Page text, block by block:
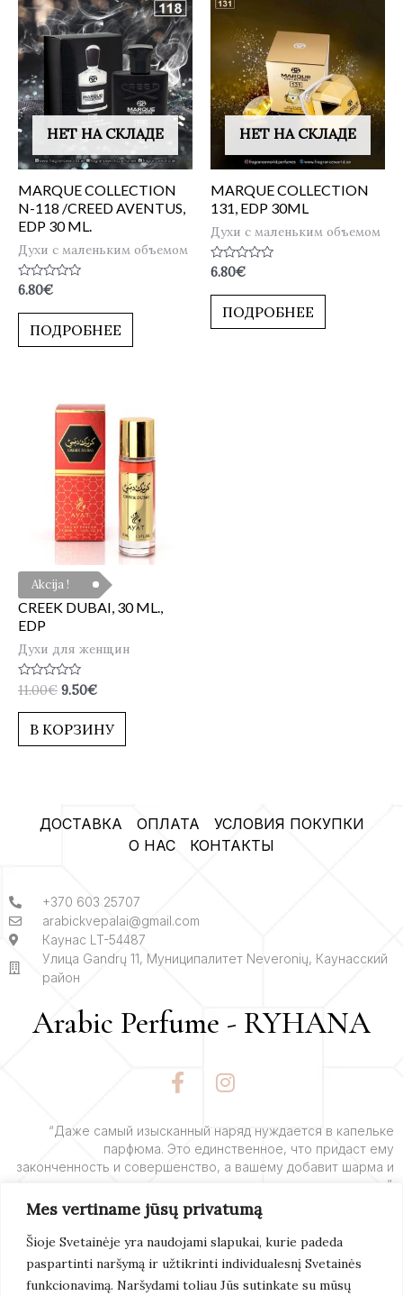
Mes vertiname jūsų privatumą
Šioje Svetainėje yra naudojami slapukai, kurie padeda
paspartinti naršymą ir užtikrinti individualesnį Svetainės
funkcionavimą. Naršydami toliau Jūs sutinkate su mūsų
НЕТ НА СКЛАДЕ
MARQUE COLLECTION
N-118 /CREED AVENTUS,
EDP 30 ML.
Духи с маленьким объемом
Оценка
из
6.80€
ПОДРОБНЕЕ
НЕТ НА СКЛАДЕ
MARQUE COLLECTION
131, EDP 30ML
Духи с маленьким объемом
Оценка
из
6.80€
ПОДРОБНЕЕ
Akcija !
CREEK DUBAI, 30 ML.,
EDP
Духи для женщин
Оценка
0
из
11.00€ 9.50€
В КОРЗИНУ
ДОСТАВКА ОПЛАТА
УСЛОВИЯ ПОКУПКИ
О НАС
КОНТАКТЫ
+370 603 25707
arabickvepalai@gmail.com
Каунас LT-54487
Улица Gandrų 11, Муниципалитет Neveronių, Каунасский
район
Arabic Perfume - RYHANA
F
a
e
b
o
o
k
-
f
I
n
t
a
g
r
a
m
“Даже самый изысканный наряд нуждается в капельке
парфюма. Это единственное, что придаст ему
законченность и совершенство, а вашему добавит шарма и
очарования”.
Подробнее